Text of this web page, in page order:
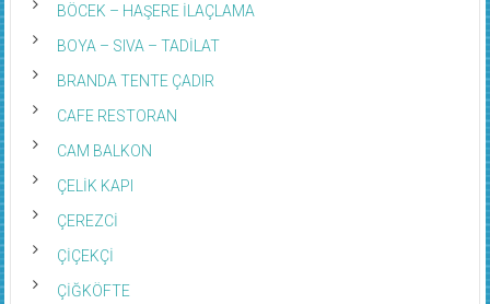
BÖCEK – HAŞERE İLAÇLAMA
BOYA – SIVA – TADİLAT
BRANDA TENTE ÇADIR
CAFE RESTORAN
CAM BALKON
ÇELİK KAPI
ÇEREZCİ
ÇİÇEKÇİ
ÇİĞKÖFTE